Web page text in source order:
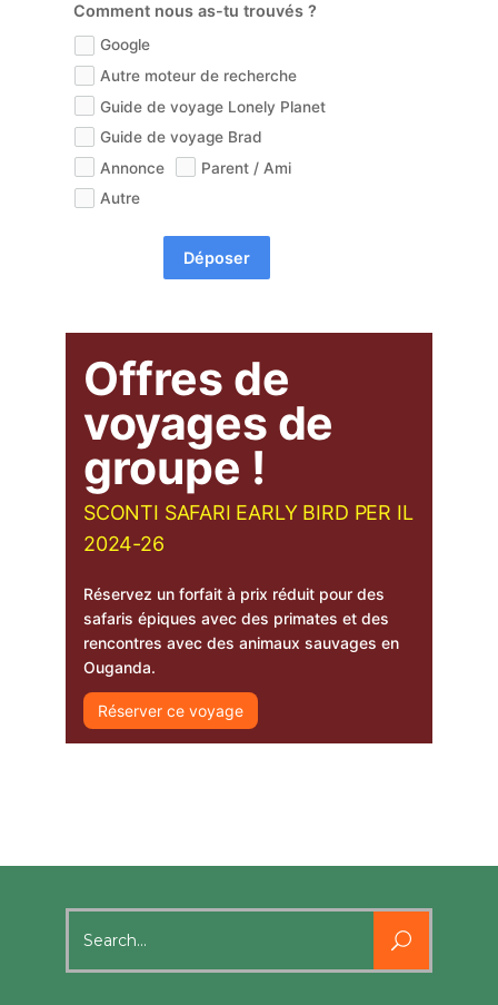
Comment nous as-tu trouvés ?
Google
Autre moteur de recherche
Guide de voyage Lonely Planet
Guide de voyage Brad
Annonce
Parent / Ami
Autre
Déposer
Offres de
voyages de
groupe !
SCONTI SAFARI EARLY BIRD PER IL
2024-26
Réservez un forfait à prix réduit pour des
safaris épiques avec des primates et des
rencontres avec des animaux sauvages en
Ouganda.
Réserver ce voyage
for: